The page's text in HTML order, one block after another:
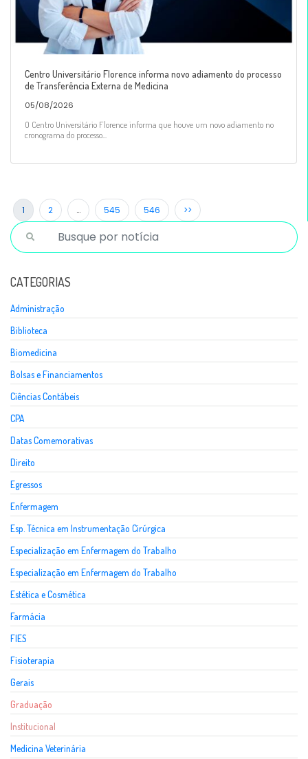
Centro Universitário Florence informa novo adiamento do processo
de Transferência Externa de Medicina
05/08/2026
O Centro Universitário Florence informa que houve um novo adiamento no
cronograma do processo...
1 2 … 545 546 >>
CATEGORIAS
Administração
Biblioteca
Biomedicina
Bolsas e Financiamentos
Ciências Contábeis
CPA
Datas Comemorativas
Direito
Egressos
Enfermagem
Esp. Técnica em Instrumentação Cirúrgica
Especialização em Enfermagem do Trabalho
Especialização em Enfermagem do Trabalho
Estética e Cosmética
Farmácia
FIES
Fisioterapia
Gerais
Graduação
Institucional
Medicina Veterinária